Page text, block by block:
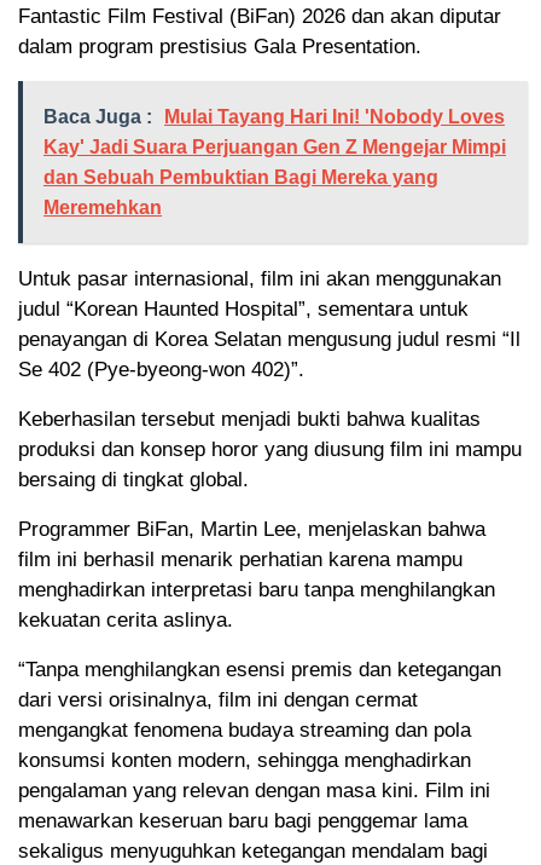
Fantastic Film Festival (BiFan) 2026 dan akan diputar
dalam program prestisius Gala Presentation.
Baca Juga :
Mulai Tayang Hari Ini! 'Nobody Loves
Kay' Jadi Suara Perjuangan Gen Z Mengejar Mimpi
dan Sebuah Pembuktian Bagi Mereka yang
Meremehkan
Untuk pasar internasional, film ini akan menggunakan
judul “Korean Haunted Hospital”, sementara untuk
penayangan di Korea Selatan mengusung judul resmi “Il
Se 402 (Pye-byeong-won 402)”.
Keberhasilan tersebut menjadi bukti bahwa kualitas
produksi dan konsep horor yang diusung film ini mampu
bersaing di tingkat global.
Programmer BiFan, Martin Lee, menjelaskan bahwa
film ini berhasil menarik perhatian karena mampu
menghadirkan interpretasi baru tanpa menghilangkan
kekuatan cerita aslinya.
“Tanpa menghilangkan esensi premis dan ketegangan
dari versi orisinalnya, film ini dengan cermat
mengangkat fenomena budaya streaming dan pola
konsumsi konten modern, sehingga menghadirkan
pengalaman yang relevan dengan masa kini. Film ini
menawarkan keseruan baru bagi penggemar lama
sekaligus menyuguhkan ketegangan mendalam bagi